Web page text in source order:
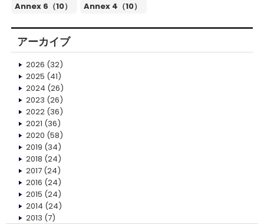
Annex 6（10）
Annex 4（10）
アーカイブ
2026 (32)
2025 (41)
2024 (26)
2023 (26)
2022(36)
2021 (36)
2020 (58)
2019 (34)
2018 (24)
2017(24)
2016 (24)
2015 (24)
2014 (24)
2013 (7)